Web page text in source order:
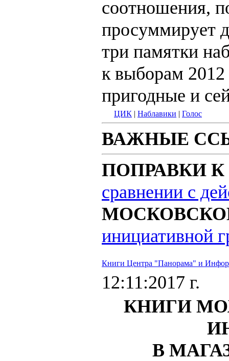
соотношения,
просуммирует
три памятки
к выборам 2012
пригодные и
ЦИК | Наблавики | Голос
ВАЖНЫЕ
ПОПРАВКИ
сравнении с
инициативной
Книги Центра "Панорама" и
12:11:2017 г.
КНИГИ
В